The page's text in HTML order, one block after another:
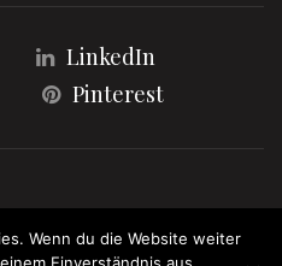
LinkedIn
Pinterest
Wenn du die Website weiter